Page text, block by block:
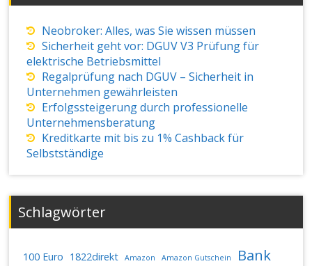
Neobroker: Alles, was Sie wissen müssen
Sicherheit geht vor: DGUV V3 Prüfung für
elektrische Betriebsmittel
Regalprüfung nach DGUV – Sicherheit in
Unternehmen gewährleisten
Erfolgssteigerung durch professionelle
Unternehmensberatung
Kreditkarte mit bis zu 1% Cashback für
Selbstständige
Schlagwörter
100 Euro 1822direkt Amazon Amazon Gutschein Bank